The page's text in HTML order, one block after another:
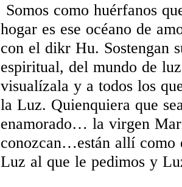
Somos como huérfanos
hogar es ese océano de
con el dikr Hu. Sostengan
espiritual, del mundo de
visualízala y a todos los
la Luz. Quienquiera que
enamorado… la virgen
conozcan…están allí como
Luz al que le pedimos y